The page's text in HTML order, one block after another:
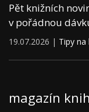
Pět knižních
v pořádnou
19.07.2026 | Tipy na
magazín